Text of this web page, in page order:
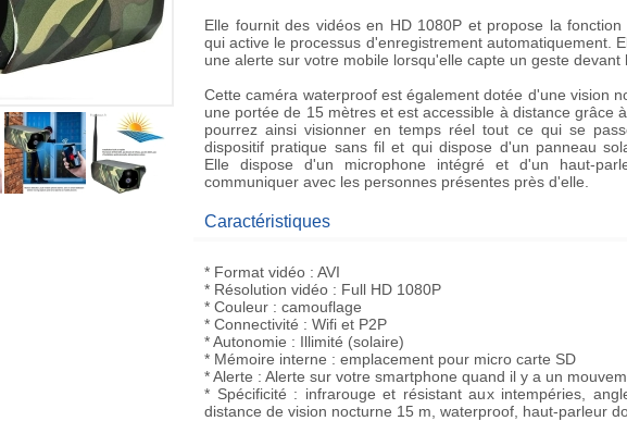
Elle fournit des vidéos en HD 1080P et propose la
qui active le processus d'enregistrement automatiquement.
une alerte sur votre mobile lorsqu'elle capte un geste devant
Cette caméra waterproof est également dotée d'une vision
une portée de 15 mètres et est accessible à distance grâce
pourrez ainsi visionner en temps réel tout ce qui se
dispositif pratique sans fil et qui dispose d'un panneau
Elle dispose d'un microphone intégré et d'un haut-
communiquer avec les personnes présentes près d'elle.
Caractéristiques
* Format vidéo : AVI
* Résolution vidéo : Full HD 1080P
* Couleur : camouflage
* Connectivité : Wifi et P2P
* Autonomie : Illimité (solaire)
* Mémoire interne : emplacement pour micro carte SD
* Alerte : Alerte sur votre smartphone quand il y a un
* Spécificité : infrarouge et résistant aux intempéries,
distance de vision nocturne 15 m, waterproof, haut-parleur